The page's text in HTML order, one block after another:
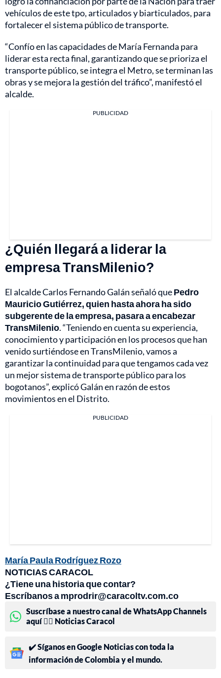
vehículos de este tpo, articulados y biarticulados, para
fortalecer el sistema público de transporte.
“Confío en las capacidades de María Fernanda para
liderar esta recta final, garantizando que se prioriza el
transporte público, se integra el Metro, se terminan las
obras y se mejora la gestión del tráfico”, manifestó el
alcalde.
PUBLICIDAD
¿Quién llegará a liderar la
empresa TransMilenio?
El alcalde Carlos Fernando Galán señaló quePedro
Mauricio Gutiérrez, quien hasta ahora ha sido
subgerente de la empresa, pasara a encabezar
TransMilenio. “Teniendo en cuenta su experiencia,
conocimiento y participación en los procesos que han
venido surtiéndose en TransMilenio, vamos a
garantizar la continuidad para que tengamos cada vez
un mejor sistema de transporte público para los
bogotanos”, explicó Galán en razón de estos
movimientos en el Distrito.
PUBLICIDAD
María Paula Rodríguez Rozo
NOTICIAS CARACOL
¿Tiene una historia que contar?
Escríbanos a mprodrir@caracoltv.com.co
Suscríbase a nuestro canal de WhatsApp Channels
aquí 👉🏻 Noticias Caracol
✔️ Síganos en Google Noticias con toda la
información de Colombia y el mundo.